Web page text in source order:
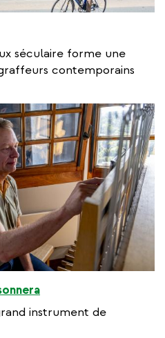
séculaire forme une
contemporains
instrument de